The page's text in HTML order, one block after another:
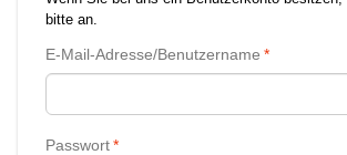
bitte an.
*
E-Mail-Adresse/Benutzername
*
Passwort